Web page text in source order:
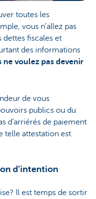
toutes les
vous n'allez pas
dettes fiscales et
des informations
ne voulez pas devenir
de vous
publics ou du
d'arriérés de paiement
telle attestation est
d'intention
Il est temps de sortir